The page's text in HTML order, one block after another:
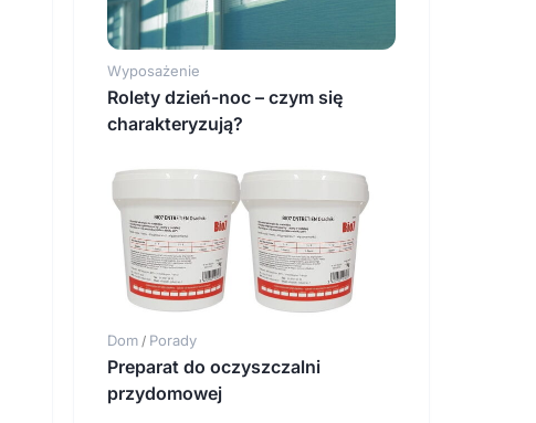
Wyposażenie
Rolety dzień-noc – czym się
charakteryzują?
Dom / Porady
Preparat do oczyszczalni
przydomowej